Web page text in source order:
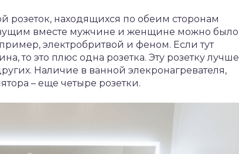
розеток, находящихся по обеим сторонам
вместе мужчине и женщине можно было
электробритвой и феном. Если тут
то это плюс одна розетка. Эту розетку лучше
Наличие в ванной элекронагревателя,
– еще четыре розетки.